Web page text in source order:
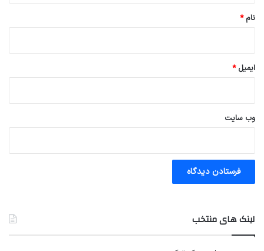
نام*
ایمیل*
وب‌ سایت
لینک های منتخب